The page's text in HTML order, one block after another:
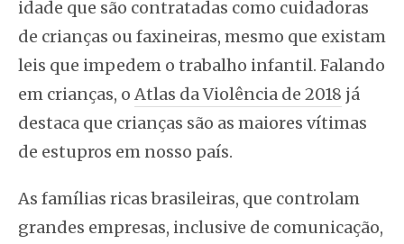
idade que são contratadas como cuidadoras
de crianças ou faxineiras, mesmo que existam
leis que impedem o trabalho infantil. Falando
em crianças, o Atlas da Violência de 2018 já
destaca que crianças são as maiores vítimas
de estupros em nosso país.
As famílias ricas brasileiras, que controlam
grandes empresas, inclusive de comunicação,